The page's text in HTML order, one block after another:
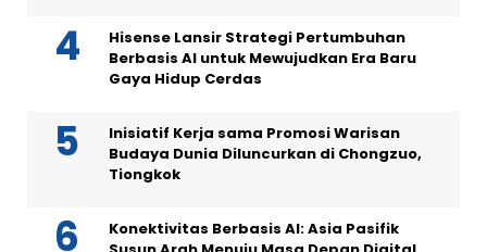
Hisense Lansir Strategi Pertumbuhan
Berbasis AI untuk Mewujudkan Era Baru
Gaya Hidup Cerdas
Inisiatif Kerja sama Promosi Warisan
Budaya Dunia Diluncurkan di Chongzuo,
Tiongkok
Konektivitas Berbasis AI: Asia Pasifik